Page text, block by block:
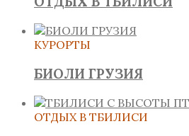
КУРОРТЫ
БИОЛИ ГРУЗИЯ
ОТДЫХ В ТБИЛИСИ